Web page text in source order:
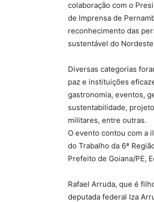
colaboração com o
de Imprensa de
reconhecimento das
sustentável do
Diversas categorias
paz e instituições
gastronomia, eventos,
sustentabilidade,
militares, entre outras.
O evento contou com a
do Trabalho da 6ª
Prefeito de Goiana/PE,
Rafael Arruda, que é
deputada federal Iza